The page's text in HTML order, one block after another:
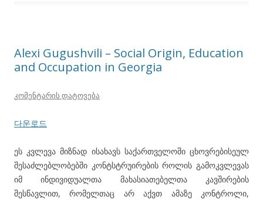
Alexi Gugushvili – Social Origin, Education
and Occupation in Georgia
კომენტარის დატოვება
다운로드
ეს კვლევა მიზნად ისახავს საქართველოში ცხოვრებისეულ
შესაძლებლობებში კონტსტრუირების როლის გამოკვლევას
იმ ინდივიდუალთა მახასიათებელთა კავშირების
შესწავლით, რომელთაც არ აქვთ ამაზე კონტროლი,